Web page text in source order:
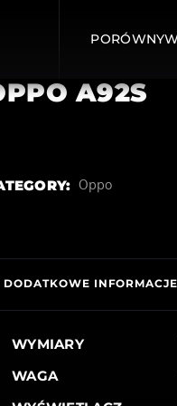
A92S
Oppo
DODATKOWE INFORMACJE
WYMIARY
WAGA